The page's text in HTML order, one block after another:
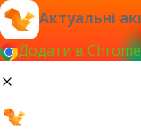
Актуальні
Додати в